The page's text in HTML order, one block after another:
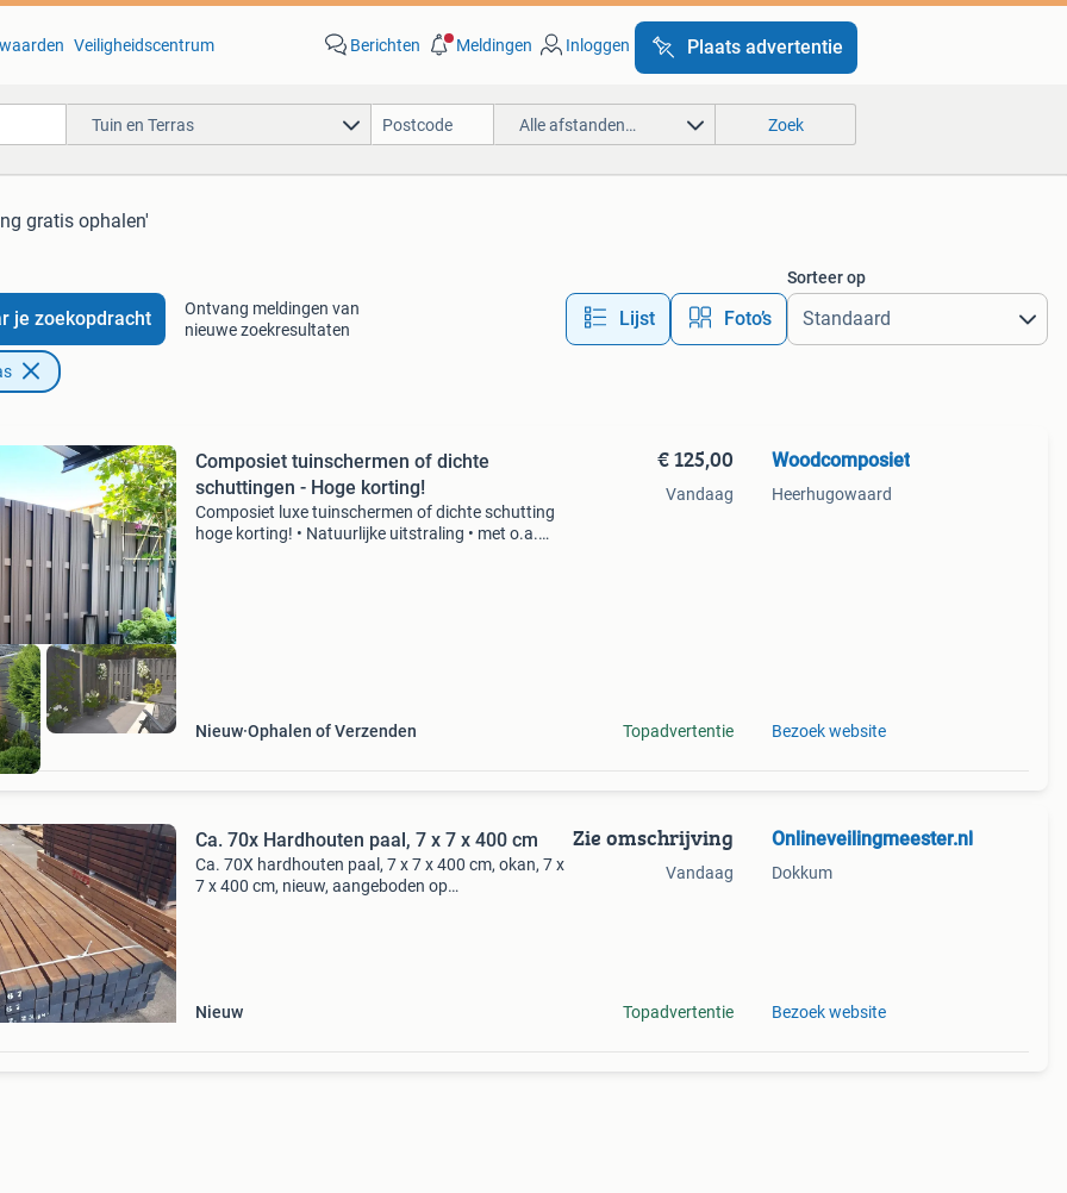
Veiligheidscentrum Berichten Meldingen Inloggen Plaats advertentie
Tuin en Terras Alle afstanden… Zoek
gratis ophalen'
je zoekopdracht
Ontvang meldingen van
nieuwe zoekresultaten
Lijst Foto’s
Sorteer op
Composiet tuinschermen of dichte
schuttingen - Hoge korting!
Composiet luxe tuinschermen of dichte schutting
hoge korting! • Natuurlijke uitstraling • met o.a.
Nieuw Ophalen of Verzenden
€ 125,00
Vandaag
Topadvertentie
Woodcomposiet
Heerhugowaard
Bezoek website
Ca. 70x Hardhouten paal, 7 x 7 x 400 cm
Ca. 70X hardhouten paal, 7 x 7 x 400 cm, okan, 7 x
7 x 400 cm, nieuw, aangeboden op
Nieuw
Zie omschrijving
Vandaag
Topadvertentie
Onlineveilingmeester.nl
Dokkum
Bezoek website